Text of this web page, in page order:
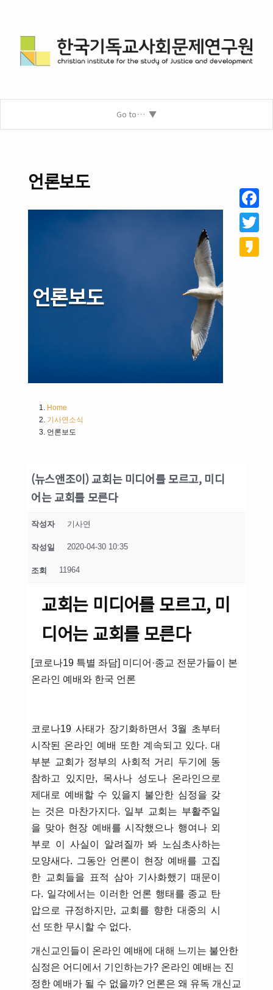
Go to…
언론보도
언론보도
Home
기사연소식
언론보도
(뉴스앤조이) 교회는 미디어를 모르고, 미디
어는 교회를 모른다
작성자 기사연
작성일 2020-04-30 10:35
조회 11964
교회는 미디어를 모르고, 미
디어는 교회를 모른다
[코로나19 특별 좌담] 미디어·종교 전문가들이 본
온라인 예배와 한국 언론
코로나19 사태가 장기화하면서 3월 초부터
시작된 온라인 예배 또한 계속되고 있다. 대
부분 교회가 정부의 사회적 거리 두기에 동
참하고 있지만, 목사나 성도나 온라인으로
제대로 예배할 수 있을지 불안한 심정을 갖
는 것은 마찬가지다. 일부 교회는 부활주일
을 맞아 현장 예배를 시작했으나 행여나 외
부로 이 사실이 알려질까 봐 노심초사하는
모양새다. 그동안 언론이 현장 예배를 고집
한 교회들을 표적 삼아 기사화했기 때문이
다. 일각에서는 이러한 언론 행태를 종교 탄
압으로 규정하지만, 교회를 향한 대중의 시
선 또한 무시할 수 없다.
개신교인들이 온라인 예배에 대해 느끼는 불안한
심정은 어디에서 기인하는가? 온라인 예배는 진
정한 예배가 될 수 없을까? 언론은 왜 유독 개신교
Twitter